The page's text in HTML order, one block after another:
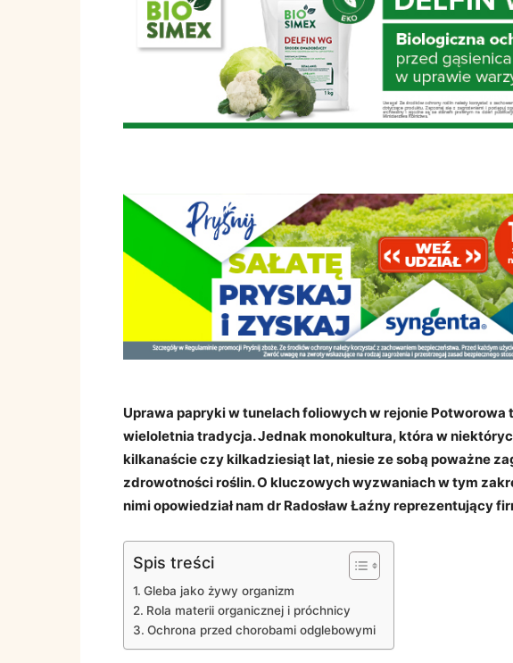
Uprawa papryki w tunelach foliowych w rejonie Potworowa
wieloletnia tradycja. Jednak monokultura, która w
kilkanaście czy kilkadziesiąt lat, niesie ze sobą poważne
zdrowotności roślin. O kluczowych wyzwaniach w tym
nimi opowiedział nam dr Radosław Łaźny reprezentujący
Spis treści
Gleba jako żywy organizm
Rola materii organicznej i próchnicy
Ochrona przed chorobami odglebowymi